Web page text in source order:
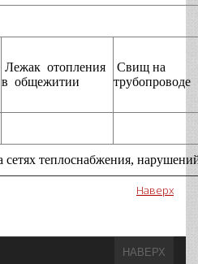
Лежак отопления
в общежитии
Свищ на
трубопроводе
нарушений
Наверх
НАВЕРХ